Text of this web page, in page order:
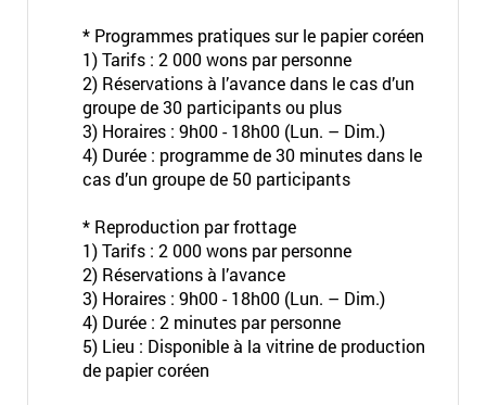
* Programmes pratiques sur le papier coréen
1) Tarifs : 2 000 wons par personne
2) Réservations à l’avance dans le cas d’un
groupe de 30 participants ou plus
3) Horaires : 9h00 - 18h00 (Lun. – Dim.)
4) Durée : programme de 30 minutes dans le
cas d’un groupe de 50 participants
* Reproduction par frottage
1) Tarifs : 2 000 wons par personne
2) Réservations à l’avance
3) Horaires : 9h00 - 18h00 (Lun. – Dim.)
4) Durée : 2 minutes par personne
5) Lieu : Disponible à la vitrine de production
de papier coréen